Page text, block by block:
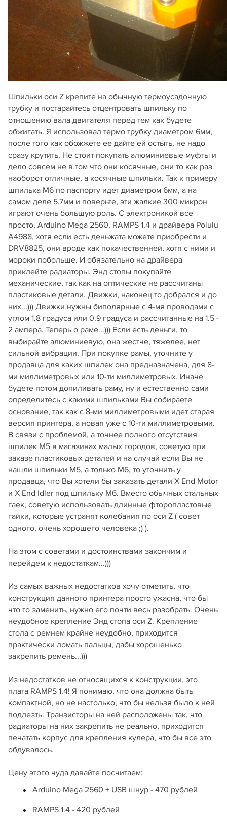
Шпильки оси Z крепите на обычную термоусадочную
трубку и постарайтесь отцентровать шпильку по
отношению вала двигателя перед тем как будете
обжигать. Я использовал термо трубку диаметром 6мм,
после того как обожжете ее дайте ей остыть, не надо
сразу крутить. Не стоит покупать алюминиевые муфты и
дело совсем не в том что они косячные, они то как раз
наоборот отличные, а косячные шпильки. Так к примеру
шпилька М6 по паспорту идет диаметром 6мм, а на
самом деле 5.7мм и поверьте, эти жалкие 300 микрон
играют очень большую роль. С электроникой все
просто, Arduino Mega 2560, RAMPS 1.4 и драйвера Polulu
А4988, хотя если есть деньжата можете приобрести и
DRV8825, они вроде как покачественней, хотя с ними и
мороки побольше. И обязательно на драйвера
приклейте радиаторы. Энд стопы покупайте
механические, так как на оптические не рассчитаны
пластиковые детали. Движки, наконец то добрался и до
них...))) Движки нужны биполярные с 4-мя проводами с
углом 1.8 градуса или 0.9 градуса и рассчитанные на 1.5 -
2 ампера. Теперь о раме...))) Если есть деньги, то
выбирайте алюминиевую, она жестче, тяжелее, нет
сильной вибрации. При покупке рамы, уточните у
продавца для каких шпилек она предназначена, для 8-
ми миллиметровых или 10-ти миллиметровых. Иначе
будете потом допиливать раму, ну и естественно сами
определитесь с какими шпильками Вы собираете
основание, так как с 8-ми миллиметровыми идет старая
версия принтера, а новая уже с 10-ти миллиметровыми.
В связи с проблемой, а точнее полного отсутствия
шпилек М5 в магазинах малых городов, советую при
заказе пластиковых деталей и на случай если Вы не
нашли шпильки М5, а только М6, то уточнить у
продавца, что Вы хотели бы заказать детали X End Motor
и X End Idler под шпильку М6. Вместо обычных стальных
гаек, советую использовать длинные фторопластовые
гайки, которые устранят колебания по оси Z ( совет
одного, очень хорошего человека ;) ).
На этом с советами и достоинствами закончим и
перейдем к недостаткам...)))
Из самых важных недостатков хочу отметить, что
конструкция данного принтера просто ужасна, что бы
что то заменить, нужно его почти весь разобрать. Очень
неудобное крепление Энд стопа оси Z. Крепление
стола с ремнем крайне неудобно, приходится
практически ломать пальцы, дабы хорошенько
закрепить ремень...)))
Из недостатков не относящихся к конструкции, это
плата RAMPS 1.4! Я понимаю, что она должна быть
компактной, но не настолько, что бы нельзя было к ней
подлезть. Транзисторы на ней расположены так, что
радиаторы на них закрепить не реально, приходится
печатать корпус для крепления кулера, что бы все это
обдувалось.
Цену этого чуда давайте посчитаем:
Arduino Mega 2560 + USB шнур - 470 рублей
RAMPS 1.4 - 420 рублей